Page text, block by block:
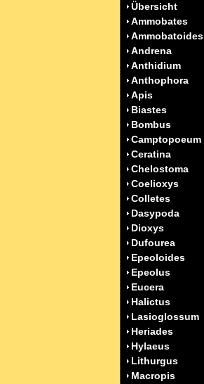
Übersicht
Ammobates
Ammobatoides
Andrena
Anthidium
Anthophora
Apis
Biastes
Bombus
Camptopoeum
Ceratina
Chelostoma
Coelioxys
Colletes
Dasypoda
Dioxys
Dufourea
Epeoloides
Epeolus
Eucera
Halictus
Lasioglossum
Heriades
Hylaeus
Lithurgus
Macropis